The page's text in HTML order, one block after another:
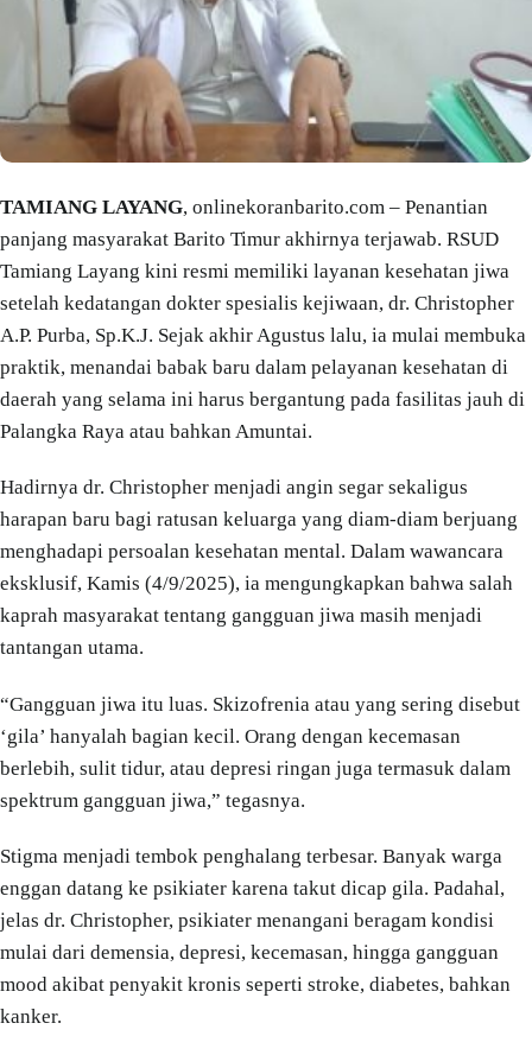
TAMIANG LAYANG, onlinekoranbarito.com – Penantian
panjang masyarakat Barito Timur akhirnya terjawab. RSUD
Tamiang Layang kini resmi memiliki layanan kesehatan jiwa
setelah kedatangan dokter spesialis kejiwaan, dr. Christopher
A.P. Purba, Sp.K.J. Sejak akhir Agustus lalu, ia mulai membuka
praktik, menandai babak baru dalam pelayanan kesehatan di
daerah yang selama ini harus bergantung pada fasilitas jauh di
Palangka Raya atau bahkan Amuntai.
Hadirnya dr. Christopher menjadi angin segar sekaligus
harapan baru bagi ratusan keluarga yang diam-diam berjuang
menghadapi persoalan kesehatan mental. Dalam wawancara
eksklusif, Kamis (4/9/2025), ia mengungkapkan bahwa salah
kaprah masyarakat tentang gangguan jiwa masih menjadi
tantangan utama.
“Gangguan jiwa itu luas. Skizofrenia atau yang sering disebut
‘gila’ hanyalah bagian kecil. Orang dengan kecemasan
berlebih, sulit tidur, atau depresi ringan juga termasuk dalam
spektrum gangguan jiwa,” tegasnya.
Stigma menjadi tembok penghalang terbesar. Banyak warga
enggan datang ke psikiater karena takut dicap gila. Padahal,
jelas dr. Christopher, psikiater menangani beragam kondisi
mulai dari demensia, depresi, kecemasan, hingga gangguan
mood akibat penyakit kronis seperti stroke, diabetes, bahkan
kanker.